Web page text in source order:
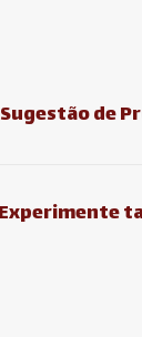
Sugestão de
Experimente